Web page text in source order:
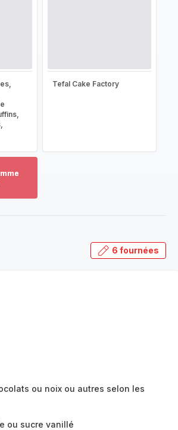
Tefal Cake Factory
6 fournées
ou noix ou autres selon les
ou sucre vanillé